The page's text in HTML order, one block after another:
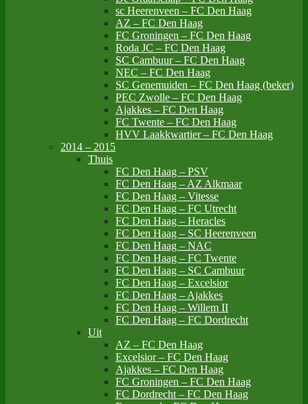
sc Heerenveen – FC Den Haag
AZ – FC Den Haag
FC Groningen – FC Den Haag
Roda JC – FC Den Haag
SC Cambuur – FC Den Haag
NEC – FC Den Haag
SC Genemuiden – FC Den Haag (beker)
PEC Zwolle – FC Den Haag
Ajakkes – FC Den Haag
FC Twente – FC Den Haag
HVV Laakkwartier – FC Den Haag
2014 – 2015
Thuis
FC Den Haag – PSV
FC Den Haag – AZ Alkmaar
FC Den Haag – Vitesse
FC Den Haag – FC Utrecht
FC Den Haag – Heracles
FC Den Haag – SC Heerenveen
FC Den Haag – NAC
FC Den Haag – FC Twente
FC Den Haag – SC Cambuur
FC Den Haag – Excelsior
FC Den Haag – Ajakkes
FC Den Haag – Willem II
FC Den Haag – FC Dordrecht
Uit
AZ – FC Den Haag
Excelsior – FC Den Haag
Ajakkes – FC Den Haag
FC Groningen – FC Den Haag
FC Dordrecht – FC Den Haag